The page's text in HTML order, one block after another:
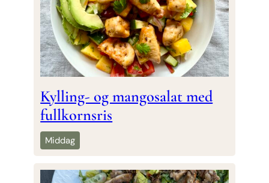
Kylling- og mangosalat med
fullkornsris
Middag